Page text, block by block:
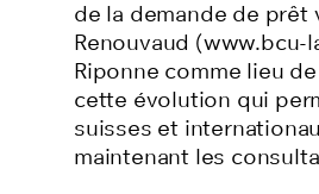
de la demande de
Renouvaud
Riponne comme lieu
cette évolution qui
suisses et
maintenant les